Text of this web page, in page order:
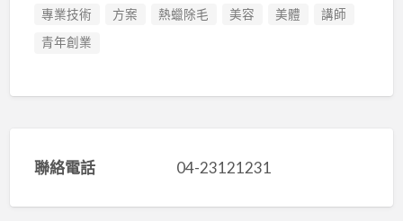
專業技術
方案 熱蠟除毛 美容 美體
講師
青年創業
聯絡電話 04-23121231